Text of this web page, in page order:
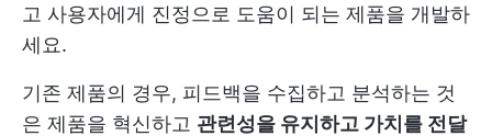
고 사용자에게 진정으로 도움이 되는 제품을 개발하
세요.
기존 제품의 경우, 피드백을 수집하고 분석하는 것
은 제품을 혁신하고 관련성을 유지하고 가치를 전달